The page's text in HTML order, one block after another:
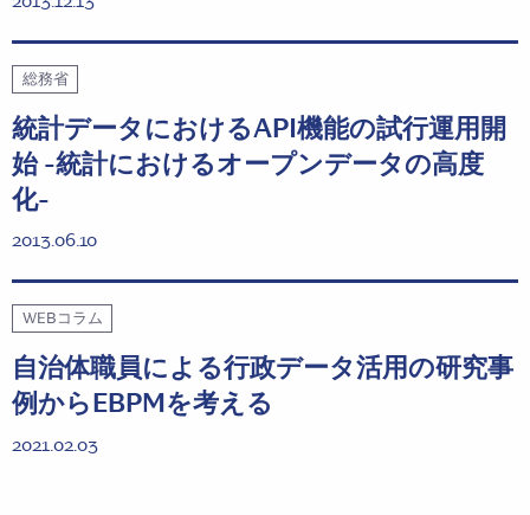
総務省
統計データにおけるAPI機能の試行運用開
始 -統計におけるオープンデータの高度
化-
2013.06.10
WEBコラム
自治体職員による行政データ活用の研究事
例からEBPMを考える
2021.02.03